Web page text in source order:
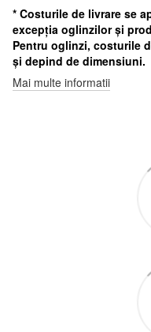
* Costurile de livrare se
excepția oglinzilor și
Pentru oglinzi, costurile
și depind de dimensiuni.
Mai multe informatii